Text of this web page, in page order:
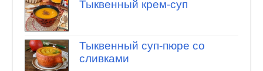
Тыквенный крем-суп
Тыквенный суп-пюре со
сливками